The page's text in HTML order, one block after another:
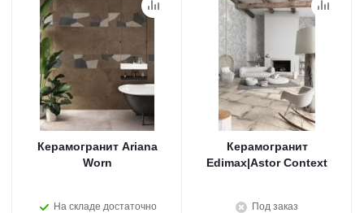
Керамогранит Ariana
Worn
На складе достаточно
Керамогранит
Edimax|Astor Context
Под заказ